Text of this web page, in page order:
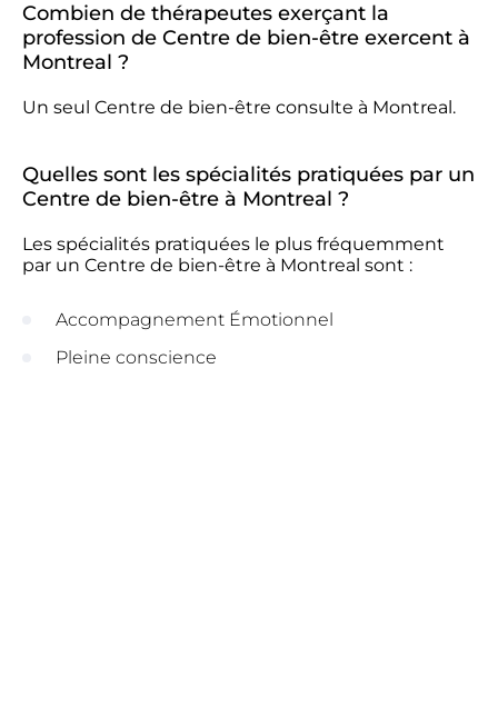
Combien de thérapeutes exerçant la
profession de Centre de bien-être exercent à
Montreal ?
Un seul Centre de bien-être consulte à Montreal.
Quelles sont les spécialités pratiquées par un
Centre de bien-être à Montreal ?
Les spécialités pratiquées le plus fréquemment
par un Centre de bien-être à Montreal sont :
Accompagnement Émotionnel
Pleine conscience